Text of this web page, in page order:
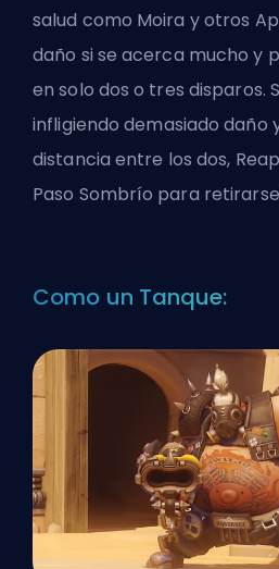
salud como Moira y otros
daño si se acerca mucho y
en solo dos o tres disparos.
infligiendo demasiado daño
distancia entre los dos,
Paso Sombrío para
Como un Tanque: